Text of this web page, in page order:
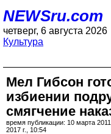
NEWSru.com
четверг, 6 августа 2026
Культура
Мел Гибсон
избиении
смягчение
время публикации: 10 марта
2017 г., 10:54